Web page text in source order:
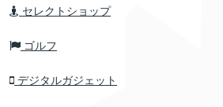
セレクトショップ
ゴルフ
デジタルガジェット